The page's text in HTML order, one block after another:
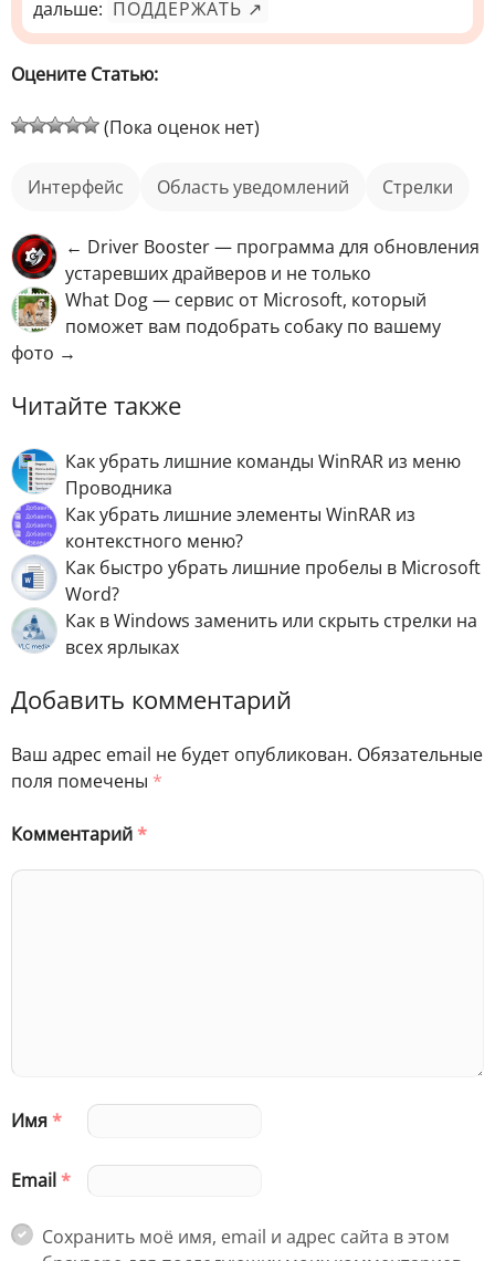
дальше: ПОДДЕРЖАТЬ ↗
Оцените Статью:
(Пока оценок нет)
интерфейс область уведомлений стрелки
← Driver Booster — программа для обновления
устаревших драйверов и не только
What Dog — сервис от Microsoft, который
поможет вам подобрать собаку по вашему
фото →
Читайте также
Как убрать лишние команды WinRAR из меню
Проводника
Как убрать лишние элементы WinRAR из
контекстного меню?
Как быстро убрать лишние пробелы в Microsoft
Word?
Как в Windows заменить или скрыть стрелки на
всех ярлыках
Добавить комментарий
Ваш адрес email не будет опубликован. Обязательные
поля помечены *
Комментарий*
Имя*
Email*
Сохранить моё имя, email и адрес сайта в этом